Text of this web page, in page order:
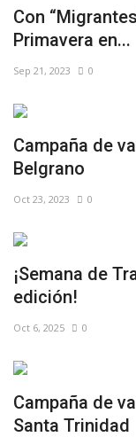
Con
Primavera en...
Sep 21, 2023 0
Campaña de
Belgrano
Oct 23, 2023 0
¡Semana de
edición!
Oct 6, 2025 0
Campaña de
Santa Trinidad